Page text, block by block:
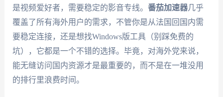
是视频爱好者，需要稳定的影音专线。 番茄加速器几乎
覆盖了所有海外用户的需求，不管你是从法国回国内需
要稳定连接，还是想找Windows版工具（别踩免费的
坑），它都是一个不错的选择。毕竟，对海外党来说，
能无缝访问国内资源才是最重要的，而不是在一堆没用
的排行里浪费时间。